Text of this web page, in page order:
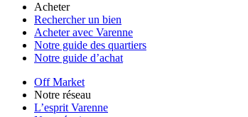
Acheter
Rechercher un bien
Acheter avec Varenne
Notre guide des quartiers
Notre guide d’achat
Off Market
Notre réseau
L’esprit Varenne